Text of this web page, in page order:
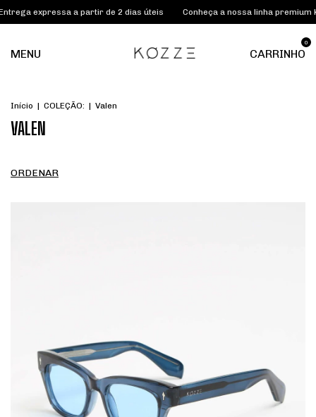
expressa a partir de 2 dias úteis Conheça a nossa linha premium
MENU CARRINHO
0
Início | COLEÇÃO: | Valen
VALEN
ORDENAR